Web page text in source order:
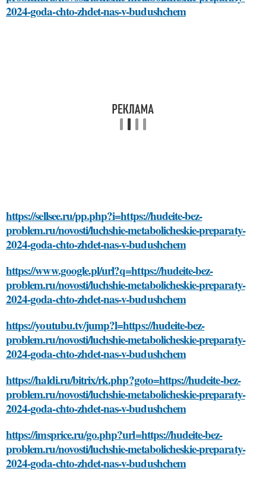
2024-goda-chto-zhdet-nas-v-budushchem
https://sellsee.ru/pp.php?i=https://hudeite-bez-
problem.ru/novosti/luchshie-metabolicheskie-preparaty-
2024-goda-chto-zhdet-nas-v-budushchem
https://www.google.pl/url?q=https://hudeite-bez-
problem.ru/novosti/luchshie-metabolicheskie-preparaty-
2024-goda-chto-zhdet-nas-v-budushchem
https://youtubu.tv/jump?l=https://hudeite-bez-
problem.ru/novosti/luchshie-metabolicheskie-preparaty-
2024-goda-chto-zhdet-nas-v-budushchem
https://haldi.ru/bitrix/rk.php?goto=https://hudeite-bez-
problem.ru/novosti/luchshie-metabolicheskie-preparaty-
2024-goda-chto-zhdet-nas-v-budushchem
https://imsprice.ru/go.php?url=https://hudeite-bez-
problem.ru/novosti/luchshie-metabolicheskie-preparaty-
2024-goda-chto-zhdet-nas-v-budushchem